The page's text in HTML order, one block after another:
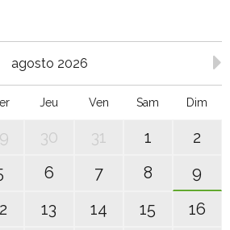
agosto 2026
Jeu Ven Sam Dim
30 31 1
2
6 7 8
9
13 14 15
16